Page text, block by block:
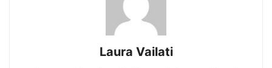
Laura Vailati